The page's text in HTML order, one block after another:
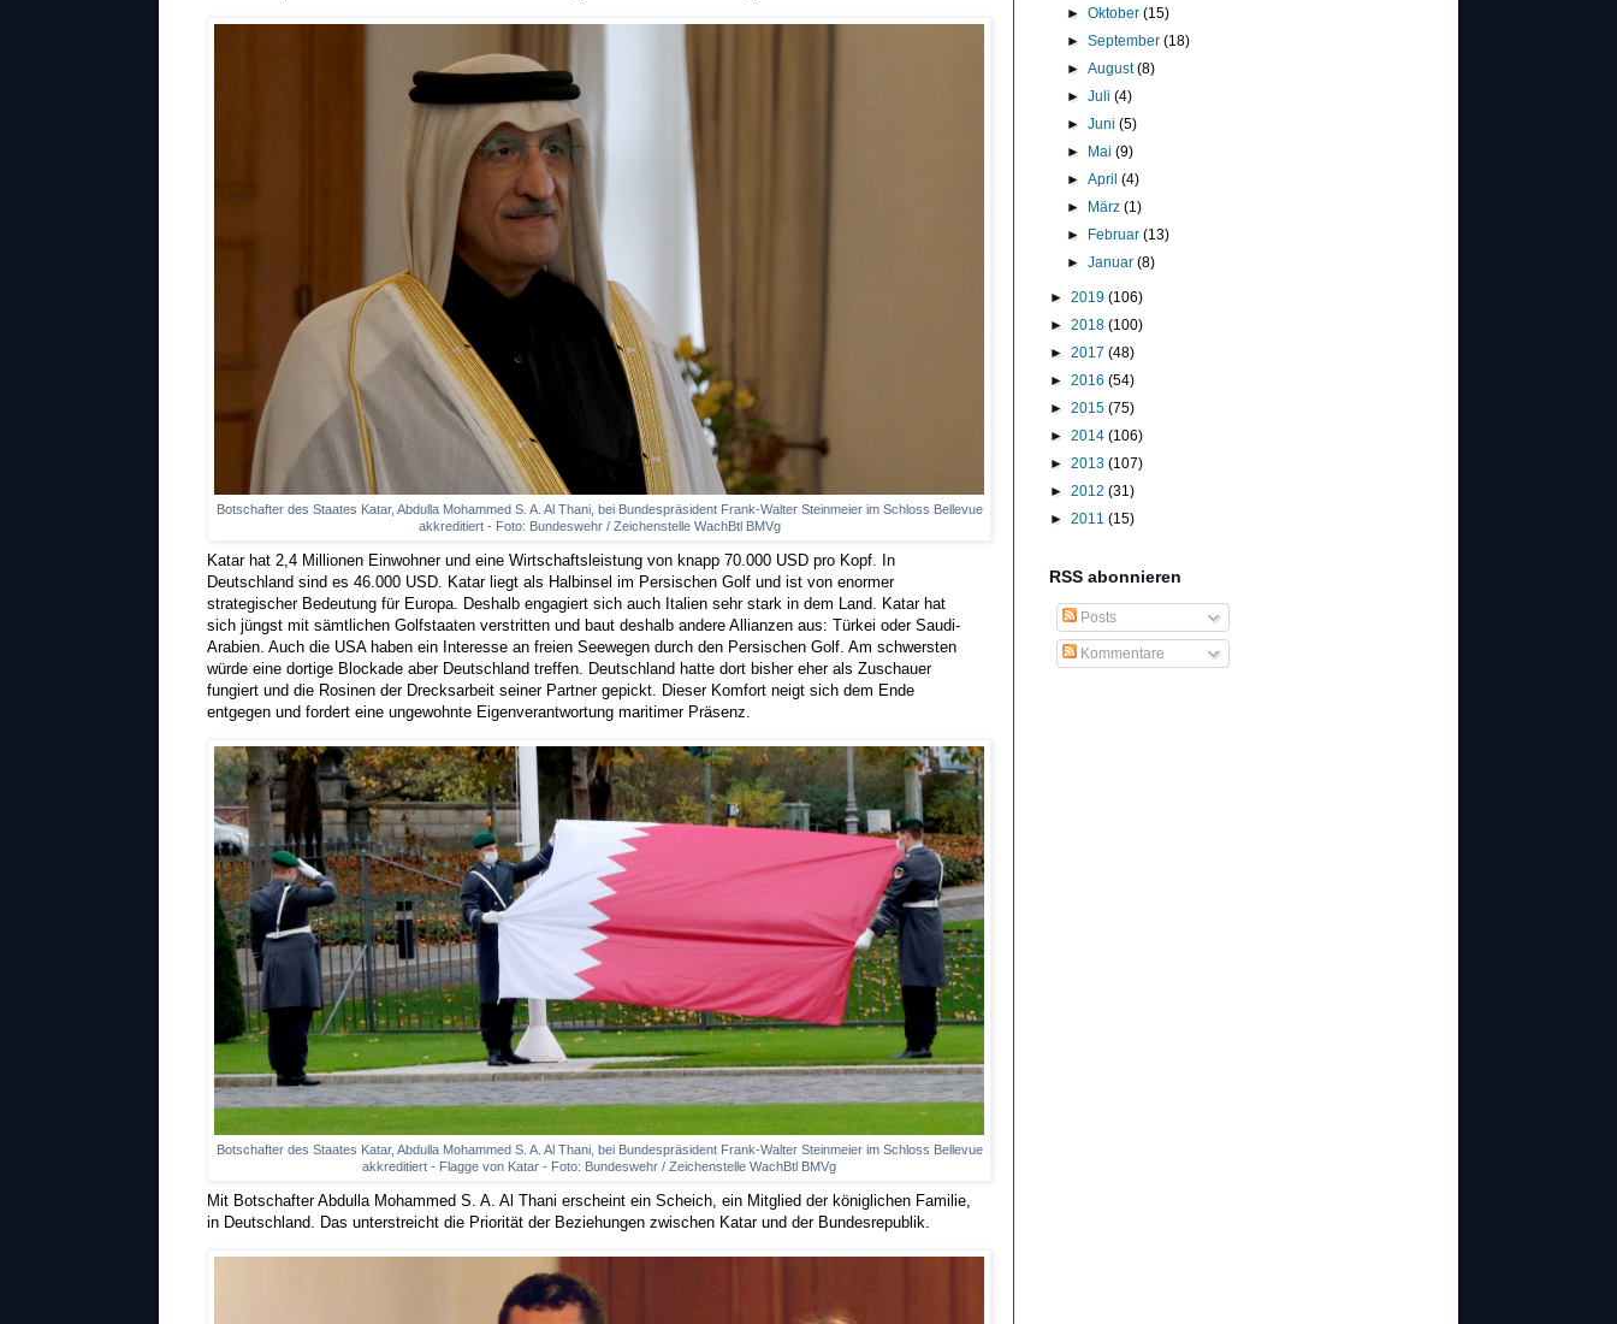
Botschafter des Staates Katar, Abdulla Mohammed S. A. Al Thani, bei Bundespräsident Frank-Walter Steinmeier im Schloss Bellevue
akkreditiert - Foto: Bundeswehr / Zeichenstelle WachBtl BMVg
Katar hat 2,4 Millionen Einwohner und eine Wirtschaftsleistung von knapp 70.000 USD pro Kopf. In
Deutschland sind es 46.000 USD. Katar liegt als Halbinsel im Persischen Golf und ist von enormer
strategischer Bedeutung für Europa. Deshalb engagiert sich auch Italien sehr stark in dem Land. Katar hat
sich jüngst mit sämtlichen Golfstaaten verstritten und baut deshalb andere Allianzen aus: Türkei oder Saudi-
Arabien. Auch die USA haben ein Interesse an freien Seewegen durch den Persischen Golf. Am schwersten
würde eine dortige Blockade aber Deutschland treffen. Deutschland hatte dort bisher eher als Zuschauer
fungiert und die Rosinen der Drecksarbeit seiner Partner gepickt. Dieser Komfort neigt sich dem Ende
entgegen und fordert eine ungewohnte Eigenverantwortung maritimer Präsenz.
Botschafter des Staates Katar, Abdulla Mohammed S. A. Al Thani, bei Bundespräsident Frank-Walter Steinmeier im Schloss Bellevue
akkreditiert - Flagge von Katar - Foto: Bundeswehr / Zeichenstelle WachBtl BMVg
Mit Botschafter Abdulla Mohammed S. A. Al Thani erscheint ein Scheich, ein Mitglied der königlichen Familie,
in Deutschland. Das unterstreicht die Priorität der Beziehungen zwischen Katar und der Bundesrepublik.
►Oktober(15)
►September(18)
►August(8)
►Juli(4)
►Juni(5)
► Mai(9)
►April(4)
► März(1)
► Februar(13)
►Januar(8)
► 2019 (106)
► 2018 (100)
► 2017 (48)
► 2016 (54)
► 2015 (75)
► 2014 (106)
► 2013 (107)
► 2012 (31)
► 2011 (15)
RSS abonnieren
Posts
Kommentare